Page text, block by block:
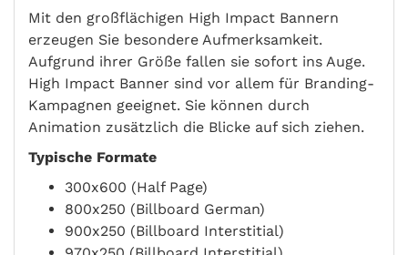
Mit den großflächigen High Impact Bannern
erzeugen Sie besondere Aufmerksamkeit.
Aufgrund ihrer Größe fallen sie sofort ins Auge.
High Impact Banner sind vor allem für Branding-
Kampagnen geeignet. Sie können durch
Animation zusätzlich die Blicke auf sich ziehen.
Typische Formate
300x600 (Half Page)
800x250 (Billboard German)
900x250 (Billboard Interstitial)